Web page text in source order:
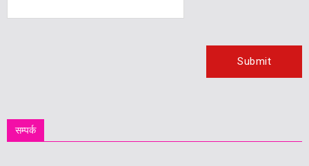
सम्पर्क